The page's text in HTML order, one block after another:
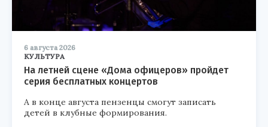
6 августа 2026
КУЛЬТУРА
На летней сцене «Дома офицеров» пройдет
серия бесплатных концертов
А в конце августа пензенцы смогут записать
детей в клубные формирования.